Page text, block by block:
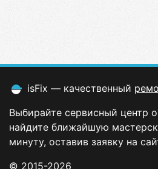
isFix — качественный
Выбирайте сервисный центр
найдите ближайшую
минуту, оставив заявку на
© 2015-2026